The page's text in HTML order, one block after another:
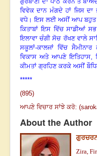
ਵਿਵੇਕ ਦਾਨ ਮੰਗਦੇ ਹਾਂ ਜਿਸ ਦਾ
ਵਧੇ। ਇਸ ਲਈ ਅਸੀਂ ਆਪ ਬਹੁਤ
ਕਿਤਾਬਾਂ ਇਸ ਵਿੱਚ ਸਾਡੀਆਂ
ਇਲਾਵਾ ਚੰਗੀ ਸੋਚ ਰੱਖਣ ਵਾਲੇ
ਸਕੂਲਾਂ-ਕਾਲਜਾਂ ਵਿੱਚ
ਵਿਕਾਸ ਅਤੇ ਆਪਣੇ ਇਤਿਹਾਸ,
ਕੀਮਤਾਂ ਗ੍ਰਹਿਣ ਕਰਕੇ ਅਸੀਂ
*****
(895)
ਆਪਣੇ ਵਿਚਾਰ ਸਾਂਝੇ ਕਰੋ: (
About the Author
Zira,